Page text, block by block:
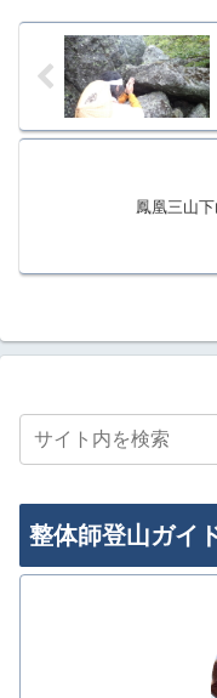
鳳凰三山
整体師登山ガイ